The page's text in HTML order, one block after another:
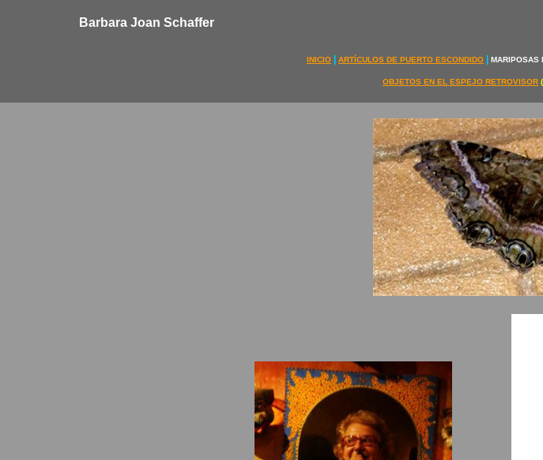
Barbara Joan Schaffer
INICIO ARTÍCULOS DE PUERTO ESCONDIDO MARIPOSAS
OBJETOS EN EL ESPEJO RETROVISOR